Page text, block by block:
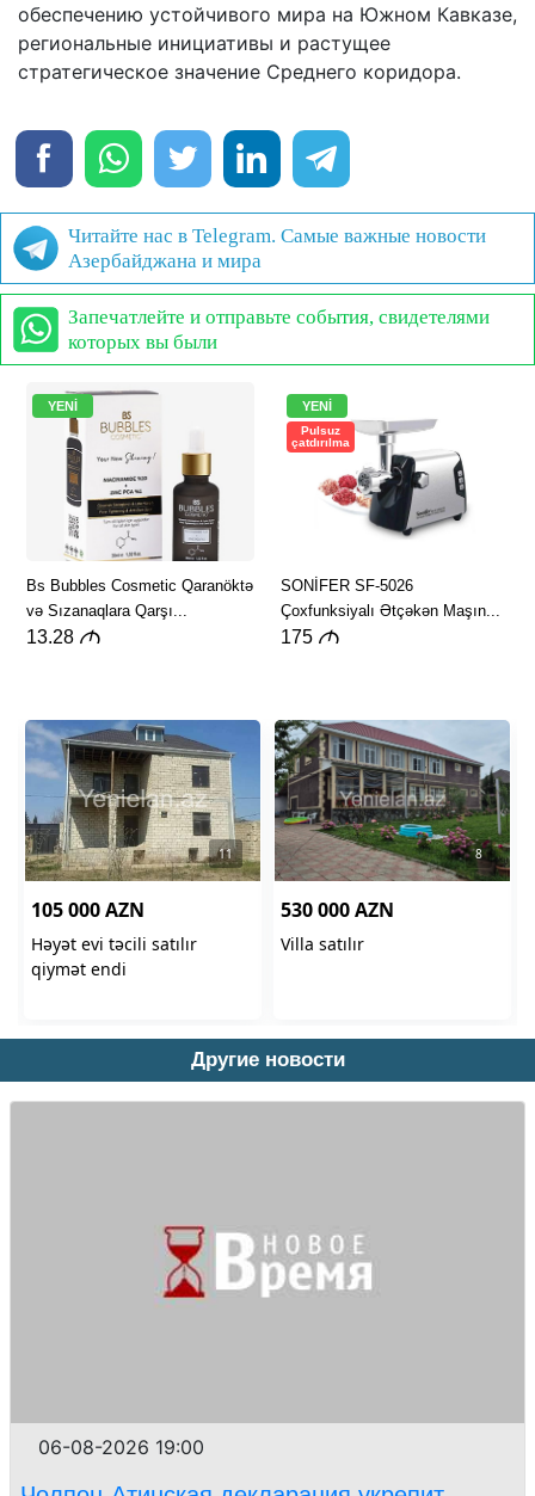
обеспечению устойчивого мира на Южном Кавказе,
региональные инициативы и растущее
стратегическое значение Среднего коридора.
Читайте нас в Telegram. Самые важные новости
Азербайджана и мира
Запечатлейте и отправьте события, свидетелями
которых вы были
Другие новости
06-08-2026 19:00